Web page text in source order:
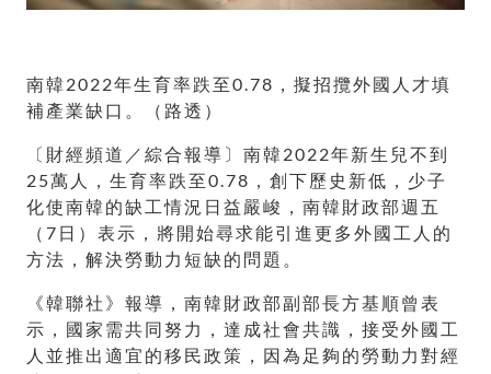
南韓2022年生育率跌至0.78，擬招攬外國人才填
補產業缺口。（路透）
〔財經頻道／綜合報導〕南韓2022年新生兒不到
25萬人，生育率跌至0.78，創下歷史新低，少子
化使南韓的缺工情況日益嚴峻，南韓財政部週五
（7日）表示，將開始尋求能引進更多外國工人的
方法，解決勞動力短缺的問題。
《韓聯社》報導，南韓財政部副部長方基順曾表
示，國家需共同努力，達成社會共識，接受外國工
人並推出適宜的移民政策，因為足夠的勞動力對經